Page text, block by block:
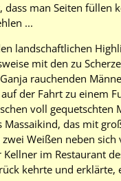
dass man Seiten füllen
...
landschaftlichen
mit den zu
rauchenden
der Fahrt zu einem
voll
Massaikind, das mit
zwei Weißen neben
im Restaurant
kehrte und erklärte,